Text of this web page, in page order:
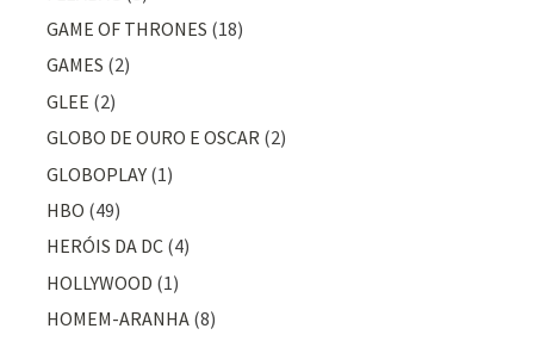
GAME OF THRONES (18)
GAMES (2)
GLEE (2)
GLOBO DE OURO E OSCAR (2)
GLOBOPLAY (1)
HBO (49)
HERÓIS DA DC (4)
HOLLYWOOD (1)
HOMEM-ARANHA (8)